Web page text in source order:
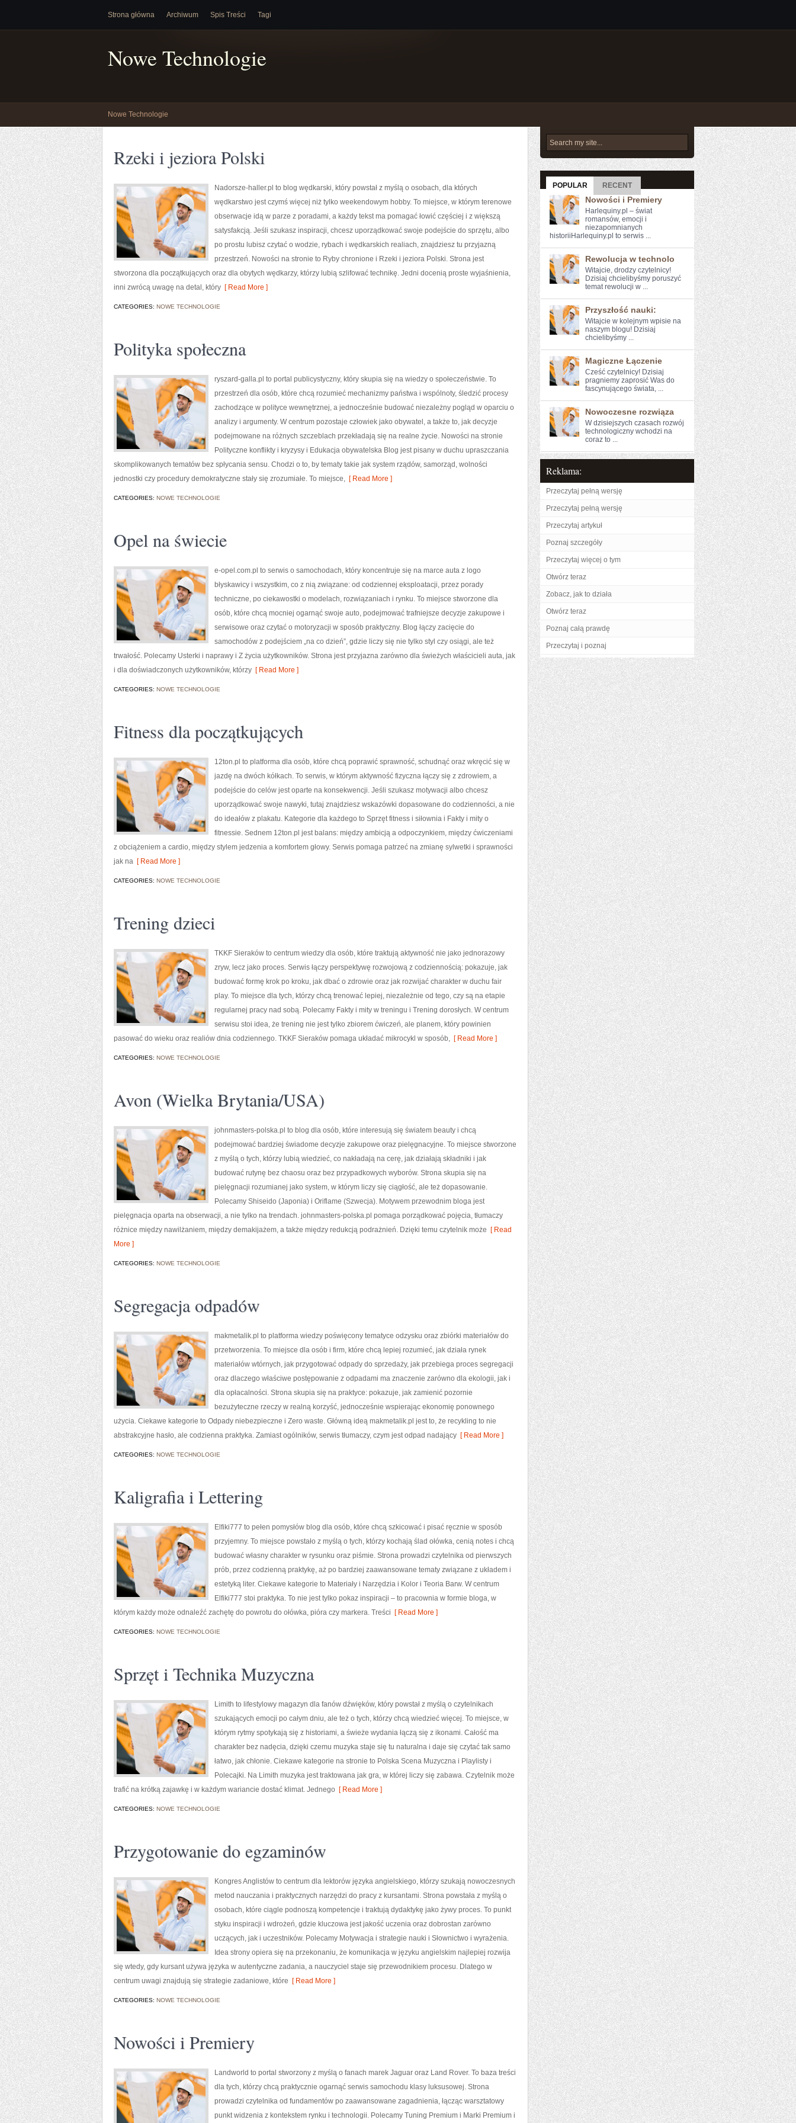
Strona główna Archiwum Spis Treści Tagi
Nowe Technologie
Nowe Technologie
Rzeki i jeziora Polski
Nadorsze-haller.pl to blog wędkarski, który powstał z myślą o osobach, dla których
wędkarstwo jest czymś więcej niż tylko weekendowym hobby. To miejsce, w którym terenowe
obserwacje idą w parze z poradami, a każdy tekst ma pomagać łowić częściej i z większą
satysfakcją. Jeśli szukasz inspiracji, chcesz uporządkować swoje podejście do sprzętu, albo
po prostu lubisz czytać o wodzie, rybach i wędkarskich realiach, znajdziesz tu przyjazną
przestrzeń. Nowości na stronie to Ryby chronione i Rzeki i jeziora Polski. Strona jest
stworzona dla początkujących oraz dla obytych wędkarzy, którzy lubią szlifować technikę. Jedni docenią proste wyjaśnienia,
inni zwrócą uwagę na detal, który [ Read More ]
CATEGORIES: NOWE TECHNOLOGIE
Polityka społeczna
ryszard-galla.pl to portal publicystyczny, który skupia się na wiedzy o społeczeństwie. To
przestrzeń dla osób, które chcą rozumieć mechanizmy państwa i wspólnoty, śledzić procesy
zachodzące w polityce wewnętrznej, a jednocześnie budować niezależny pogląd w oparciu o
analizy i argumenty. W centrum pozostaje człowiek jako obywatel, a także to, jak decyzje
podejmowane na różnych szczeblach przekładają się na realne życie. Nowości na stronie
Polityczne konflikty i kryzysy i Edukacja obywatelska Blog jest pisany w duchu upraszczania
skomplikowanych tematów bez spłycania sensu. Chodzi o to, by tematy takie jak system rządów, samorząd, wolności
jednostki czy procedury demokratyczne stały się zrozumiałe. To miejsce, [ Read More ]
CATEGORIES: NOWE TECHNOLOGIE
Opel na świecie
e-opel.com.pl to serwis o samochodach, który koncentruje się na marce auta z logo
błyskawicy i wszystkim, co z nią związane: od codziennej eksploatacji, przez porady
techniczne, po ciekawostki o modelach, rozwiązaniach i rynku. To miejsce stworzone dla
osób, które chcą mocniej ogarnąć swoje auto, podejmować trafniejsze decyzje zakupowe i
serwisowe oraz czytać o motoryzacji w sposób praktyczny. Blog łączy zacięcie do
samochodów z podejściem „na co dzień”, gdzie liczy się nie tylko styl czy osiągi, ale też
trwałość. Polecamy Usterki i naprawy i Z życia użytkowników. Strona jest przyjazna zarówno dla świeżych właścicieli auta, jak
i dla doświadczonych użytkowników, którzy [ Read More ]
CATEGORIES: NOWE TECHNOLOGIE
Fitness dla początkujących
12ton.pl to platforma dla osób, które chcą poprawić sprawność, schudnąć oraz wkręcić się w
jazdę na dwóch kółkach. To serwis, w którym aktywność fizyczna łączy się z zdrowiem, a
podejście do celów jest oparte na konsekwencji. Jeśli szukasz motywacji albo chcesz
uporządkować swoje nawyki, tutaj znajdziesz wskazówki dopasowane do codzienności, a nie
do ideałów z plakatu. Kategorie dla każdego to Sprzęt fitness i siłownia i Fakty i mity o
fitnessie. Sednem 12ton.pl jest balans: między ambicją a odpoczynkiem, między ćwiczeniami
z obciążeniem a cardio, między stylem jedzenia a komfortem głowy. Serwis pomaga patrzeć na zmianę sylwetki i sprawności
jak na [ Read More ]
CATEGORIES: NOWE TECHNOLOGIE
Trening dzieci
TKKF Sieraków to centrum wiedzy dla osób, które traktują aktywność nie jako jednorazowy
zryw, lecz jako proces. Serwis łączy perspektywę rozwojową z codziennością: pokazuje, jak
budować formę krok po kroku, jak dbać o zdrowie oraz jak rozwijać charakter w duchu fair
play. To miejsce dla tych, którzy chcą trenować lepiej, niezależnie od tego, czy są na etapie
regularnej pracy nad sobą. Polecamy Fakty i mity w treningu i Trening dorosłych. W centrum
serwisu stoi idea, że trening nie jest tylko zbiorem ćwiczeń, ale planem, który powinien
pasować do wieku oraz realiów dnia codziennego. TKKF Sieraków pomaga układać mikrocykl w sposób, [ Read More ]
CATEGORIES: NOWE TECHNOLOGIE
Avon (Wielka Brytania/USA)
johnmasters-polska.pl to blog dla osób, które interesują się światem beauty i chcą
podejmować bardziej świadome decyzje zakupowe oraz pielęgnacyjne. To miejsce stworzone
z myślą o tych, którzy lubią wiedzieć, co nakładają na cerę, jak działają składniki i jak
budować rutynę bez chaosu oraz bez przypadkowych wyborów. Strona skupia się na
pielęgnacji rozumianej jako system, w którym liczy się ciągłość, ale też dopasowanie.
Polecamy Shiseido (Japonia) i Oriflame (Szwecja). Motywem przewodnim bloga jest
pielęgnacja oparta na obserwacji, a nie tylko na trendach. johnmasters-polska.pl pomaga porządkować pojęcia, tłumaczy
różnice między nawilżaniem, między demakijażem, a także między redukcją podrażnień. Dzięki temu czytelnik może [ Read
More ]
CATEGORIES: NOWE TECHNOLOGIE
Segregacja odpadów
makmetalik.pl to platforma wiedzy poświęcony tematyce odzysku oraz zbiórki materiałów do
przetworzenia. To miejsce dla osób i firm, które chcą lepiej rozumieć, jak działa rynek
materiałów wtórnych, jak przygotować odpady do sprzedaży, jak przebiega proces segregacji
oraz dlaczego właściwe postępowanie z odpadami ma znaczenie zarówno dla ekologii, jak i
dla opłacalności. Strona skupia się na praktyce: pokazuje, jak zamienić pozornie
bezużyteczne rzeczy w realną korzyść, jednocześnie wspierając ekonomię ponownego
użycia. Ciekawe kategorie to Odpady niebezpieczne i Zero waste. Główną ideą makmetalik.pl jest to, że recykling to nie
abstrakcyjne hasło, ale codzienna praktyka. Zamiast ogólników, serwis tłumaczy, czym jest odpad nadający [ Read More ]
CATEGORIES: NOWE TECHNOLOGIE
Kaligrafia i Lettering
Elfiki777 to pełen pomysłów blog dla osób, które chcą szkicować i pisać ręcznie w sposób
przyjemny. To miejsce powstało z myślą o tych, którzy kochają ślad ołówka, cenią notes i chcą
budować własny charakter w rysunku oraz piśmie. Strona prowadzi czytelnika od pierwszych
prób, przez codzienną praktykę, aż po bardziej zaawansowane tematy związane z układem i
estetyką liter. Ciekawe kategorie to Materiały i Narzędzia i Kolor i Teoria Barw. W centrum
Elfiki777 stoi praktyka. To nie jest tylko pokaz inspiracji – to pracownia w formie bloga, w
którym każdy może odnaleźć zachętę do powrotu do ołówka, pióra czy markera. Treści [ Read More ]
CATEGORIES: NOWE TECHNOLOGIE
Sprzęt i Technika Muzyczna
Limith to lifestylowy magazyn dla fanów dźwięków, który powstał z myślą o czytelnikach
szukających emocji po całym dniu, ale też o tych, którzy chcą wiedzieć więcej. To miejsce, w
którym rytmy spotykają się z historiami, a świeże wydania łączą się z ikonami. Całość ma
charakter bez nadęcia, dzięki czemu muzyka staje się tu naturalna i daje się czytać tak samo
łatwo, jak chłonie. Ciekawe kategorie na stronie to Polska Scena Muzyczna i Playlisty i
Polecajki. Na Limith muzyka jest traktowana jak gra, w której liczy się zabawa. Czytelnik może
trafić na krótką zajawkę i w każdym wariancie dostać klimat. Jednego [ Read More ]
CATEGORIES: NOWE TECHNOLOGIE
Przygotowanie do egzaminów
Kongres Anglistów to centrum dla lektorów języka angielskiego, którzy szukają nowoczesnych
metod nauczania i praktycznych narzędzi do pracy z kursantami. Strona powstała z myślą o
osobach, które ciągle podnoszą kompetencje i traktują dydaktykę jako żywy proces. To punkt
styku inspiracji i wdrożeń, gdzie kluczowa jest jakość uczenia oraz dobrostan zarówno
uczących, jak i uczestników. Polecamy Motywacja i strategie nauki i Słownictwo i wyrażenia.
Idea strony opiera się na przekonaniu, że komunikacja w języku angielskim najlepiej rozwija
się wtedy, gdy kursant używa języka w autentyczne zadania, a nauczyciel staje się przewodnikiem procesu. Dlatego w
centrum uwagi znajdują się strategie zadaniowe, które [ Read More ]
CATEGORIES: NOWE TECHNOLOGIE
Nowości i Premiery
Landworld to portal stworzony z myślą o fanach marek Jaguar oraz Land Rover. To baza treści
dla tych, którzy chcą praktycznie ogarnąć serwis samochodu klasy luksusowej. Strona
prowadzi czytelnika od fundamentów po zaawansowane zagadnienia, łącząc warsztatowy
punkt widzenia z kontekstem rynku i technologii. Polecamy Tuning Premium i Marki Premium i
POPULAR RECENT
Nowości i Premiery
Harlequiny.pl – świat
romansów, emocji i
niezapomnianych
historiiHarlequiny.pl to serwis ...
Rewolucja w technolo
Witajcie, drodzy⁤ czytelnicy!
Dzisiaj ​chcielibyśmy poruszyć
temat rewolucji w ...
Przyszłość nauki:
Witajcie w kolejnym wpisie na
naszym‍ blogu! Dzisiaj
chcielibyśmy ...
Magiczne Łączenie
Cześć ​czytelnicy! Dzisiaj
pragniemy zaprosić Was do
fascynującego świata, ...
Nowoczesne rozwiąza
W dzisiejszych czasach rozwój
technologiczny wchodzi na
coraz to ...
Reklama:
Przeczytaj pełną wersję
Przeczytaj pełną wersję
Przeczytaj artykuł
Poznaj szczegóły
Przeczytaj więcej o tym
Otwórz teraz
Zobacz, jak to działa
Otwórz teraz
Poznaj całą prawdę
Przeczytaj i poznaj